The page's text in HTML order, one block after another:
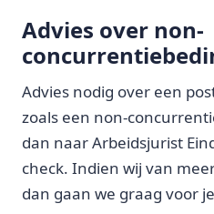
Advies over non-
Advies nodig over een
zoals een non-
dan naar Arbeidsjurist
check. Indien wij van
dan gaan we graag voor